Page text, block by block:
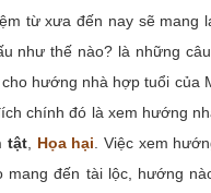
từ xưa đến nay sẽ
như thế nào? là những
hướng nhà hợp tuổi của
chính đó là xem hướng
tật Họa hại . Việc xem
mang đến tài lộc, hướng